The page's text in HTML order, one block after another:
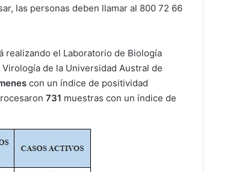
las personas deben llamar al 800 72 66
realizando el Laboratorio de Biología
de la Universidad Austral de
con un índice de positividad
731 muestras con un índice de